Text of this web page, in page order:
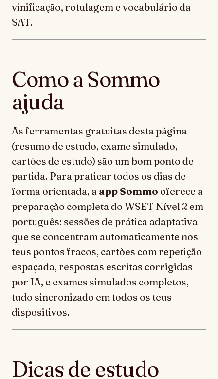
vinificação, rotulagem e vocabulário da
SAT.
Como a Sommo
ajuda
As ferramentas gratuitas desta página
(resumo de estudo, exame simulado,
cartões de estudo) são um bom ponto de
partida. Para praticar todos os dias de
forma orientada, a app Sommo oferece a
preparação completa do WSET Nível 2 em
português: sessões de prática adaptativa
que se concentram automaticamente nos
teus pontos fracos, cartões com repetição
espaçada, respostas escritas corrigidas
por IA, e exames simulados completos,
tudo sincronizado em todos os teus
dispositivos.
Dicas de estudo